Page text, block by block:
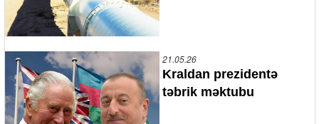
21.05.26
Kraldan prezidentə
təbrik məktubu